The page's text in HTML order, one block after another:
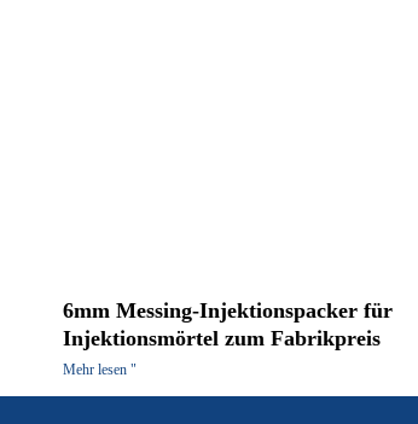
6mm Messing-Injektionspacker für
Injektionsmörtel zum Fabrikpreis
Mehr lesen "